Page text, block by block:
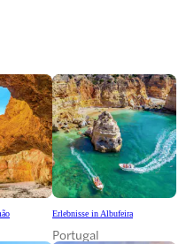
Erlebnisse in Albufeira
Portugal